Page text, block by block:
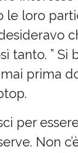
le loro
tanto. ” Si
prima
per
Non